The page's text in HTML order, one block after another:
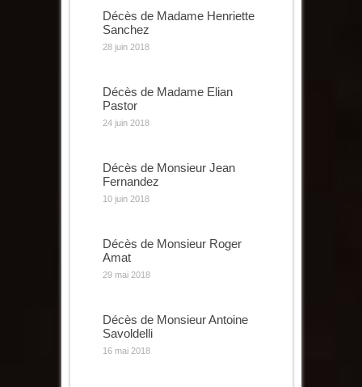
Décès de Madame Henriette
Sanchez
28 juin 2018
Décès de Madame Elian
Pastor
24 juin 2018
Décès de Monsieur Jean
Fernandez
10 juin 2018
Décès de Monsieur Roger
Amat
29 mai 2018
Décès de Monsieur Antoine
Savoldelli
16 mai 2018